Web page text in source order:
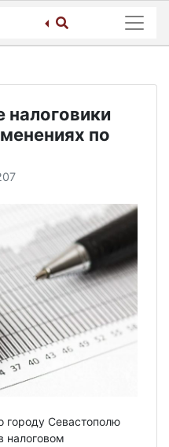
налоговики
по
городу Севастополю
налоговом